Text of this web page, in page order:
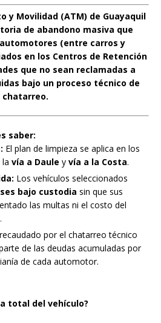
y Movilidad (ATM) de Guayaquil
de abandono masiva que
(entre carros y
en los Centros de Retención
que no sean reclamadas a
bajo un proceso técnico de
chatarreo.
saber:
El plan de limpieza se aplica en los
vía a Daule y vía a la Costa.
Los vehículos seleccionados
bajo custodia sin que sus
las multas ni el costo del
por el chatarreo técnico
de las deudas acumuladas por
de cada automotor.
total del vehículo?